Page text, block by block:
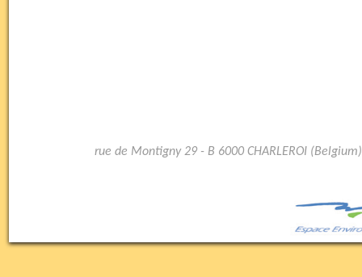
rue de Montigny 29 - B 6000 CHARLEROI